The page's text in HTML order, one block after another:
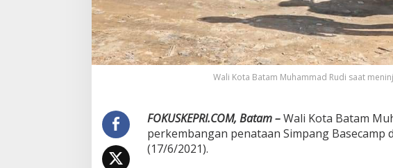
e
c
a
m
p
,
d
i
:
Wali Kota Batam Muhammad Rudi saat
FOKUSKEPRI.COM, Batam –Wali Kota Batam
perkembangan penataan Simpang Basecamp
(17/6/2021).